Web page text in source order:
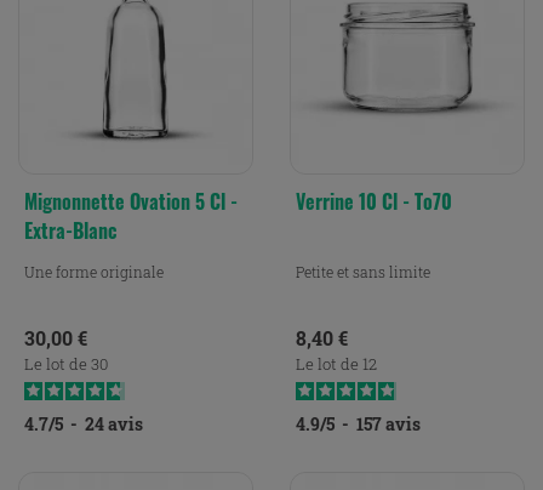
Mignonnette Ovation 5 Cl -
Extra-Blanc
Une forme originale
Prix
30,00 €
Le lot de 30
4.7/5 - 24avis
Verrine 10 Cl - To70
Petite et sans limite
Prix
8,40 €
Le lot de 12
4.9/5 - 157avis